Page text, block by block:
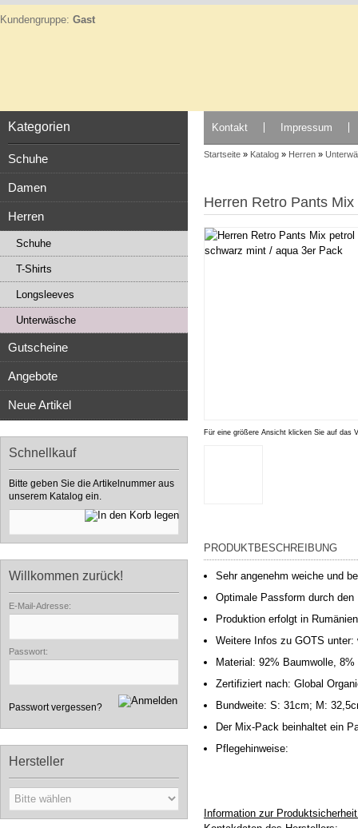
Kundengruppe: Gast
Kategorien
Schuhe
Damen
Herren
Schuhe
T-Shirts
Longsleeves
Unterwäsche
Gutscheine
Angebote
Neue Artikel
Schnellkauf
Bitte geben Sie die Artikelnummer aus
unserem Katalog ein.
Willkommen zurück!
E-Mail-Adresse:
Passwort:
Passwort vergessen?
Hersteller
Kontakt Impressum
Startseite » Katalog » Herren »
Herren Retro Pants
Für eine größere Ansicht klicken Sie auf das
PRODUKTBESCHREIBUNG
Sehr angenehm weiche und
Optimale Passform durch
Produktion erfolgt in
Weitere Infos zu GOTS unter:
Material: 92% Baumwolle,
Zertifiziert nach: Global
Bundweite: S: 31cm; M:
Der Mix-Pack beinhaltet ein
Pflegehinweise:
Information zur